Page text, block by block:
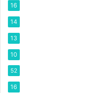
16
14
13
10
52
16